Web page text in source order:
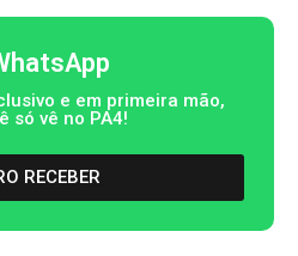
e em primeira mão,
só vê no PA4!
RECEBER